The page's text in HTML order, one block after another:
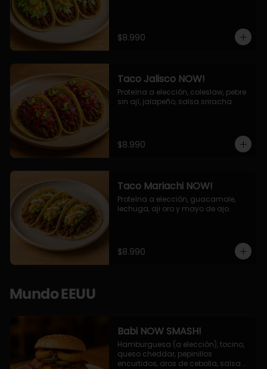
$8.990
Taco Jalisco NOW!
Proteína a elección, coleslaw, pebre
sin ají, jalapeño, salsa sriracha.
$8.990
Taco Mariachi NOW!
Proteína a elección, guacamole,
lechuga, aji oro y mayo de ajo.
$8.990
Mundo EEUU
Babi NOW SMASH!
Hamburguesa (a elección), tocino,
queso cheddar, pepinillos
encurtidos, aros de cebolla, salsa